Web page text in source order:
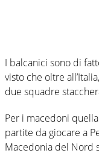
I balcanici sono di
visto che oltre
due squadre
Per i macedoni
partite da giocare a
Macedonia del Nord